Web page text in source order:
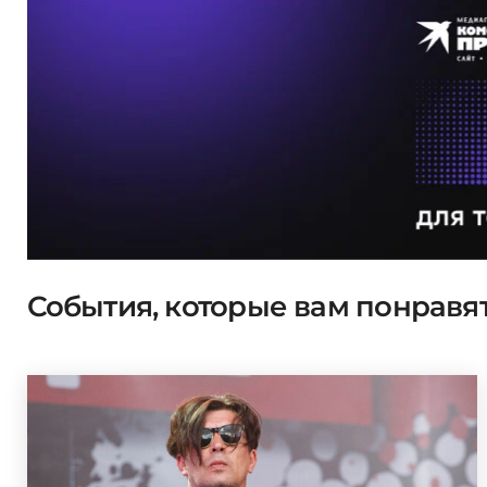
События, которые вам